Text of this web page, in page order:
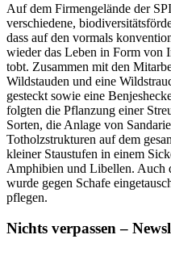
Auf dem Firmengelände der
verschiedene,
dass auf den vormals
wieder das Leben in Form von
tobt. Zusammen mit den
Wildstauden und eine
gesteckt sowie eine
folgten die Pflanzung einer
Sorten, die Anlage von
Totholzstrukturen auf dem
kleiner Staustufen in einem
Amphibien und Libellen. Auch
wurde gegen Schafe
pflegen.
Nichts verpassen –